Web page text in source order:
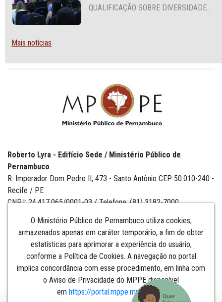
QUALIFICAÇÃO SOBRE DIVERSIDADE
Mais notícias
O Ministério Público de Pernambuco utiliza cookies,
armazenados apenas em caráter temporário, a fim de obter
estatísticas para aprimorar a experiência do usuário,
conforme a Política de Cookies. A navegação no portal
implica concordância com esse procedimento, em linha com
o Aviso de Privacidade do MPPE disponível
em https://portal.mppe.mp.br/lgpd.​​​​​​​
Roberto Lyra - Edifício Sede / Ministério Público de
Pernambuco
R. Imperador Dom Pedro II, 473 - Santo Antônio CEP 50.010-240 -
Recife / PE
CNPJ: 24.417.065/0001-03 / Telefone: (81) 3182-7000
Institucional
Comunicação